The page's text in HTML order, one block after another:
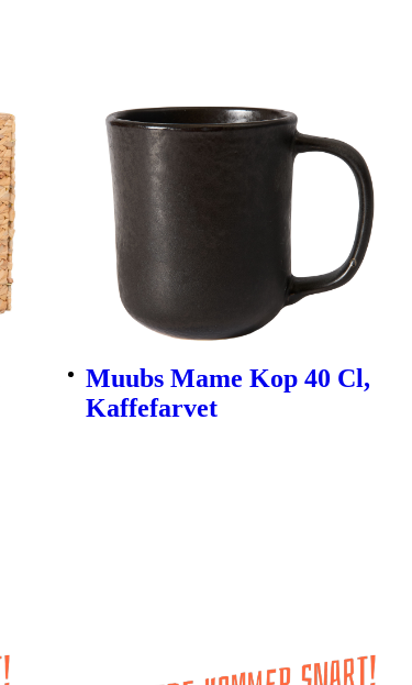
Muubs Mame Kop 40 Cl,
Kaffefarvet